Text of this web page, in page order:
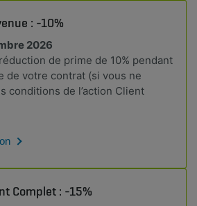
: -10%
2026
de prime de 10% pendant
de votre contrat (si vous ne
conditions de l’action Client
Complet : -15%